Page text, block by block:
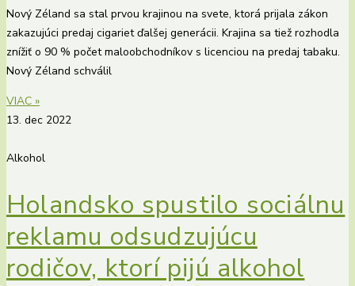
Nový Zéland sa stal prvou krajinou na svete, ktorá prijala zákon
zakazujúci predaj cigariet ďalšej generácii. Krajina sa tiež rozhodla
znížiť o 90 % počet maloobchodníkov s licenciou na predaj tabaku.
Nový Zéland schválil
VIAC »
13. dec 2022
Alkohol
Holandsko spustilo sociálnu
reklamu odsudzujúcu
rodičov, ktorí pijú alkohol